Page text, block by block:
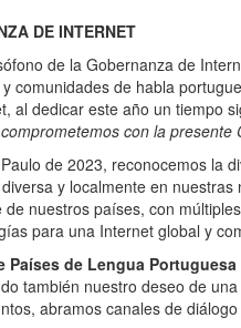
DE INTERNET
de la Gobernanza de
comunidades de habla
al dedicar este año un tiempo
con la presente
de 2023, reconocemos
y localmente en
nuestros países, con
para una Internet global y
Países de Lengua Portuguesa
también nuestro deseo de
abramos canales de